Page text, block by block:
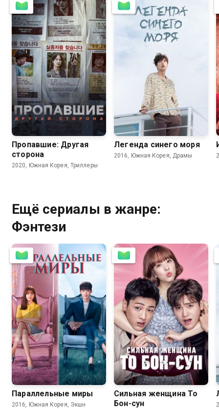
8.3 8.0
Пропавшие: Другая
сторона
2020, Южная Корея, Триллеры
8.3 8.1
Легенда синего моря
2016, Южная Корея, Драмы
Ещё сериалы в жанре:
Фэнтези
8.1 8.0
Параллельные миры
2016, Южная Корея, Экшн
8.2 8.1
Сильная женщина То
Бон-сун